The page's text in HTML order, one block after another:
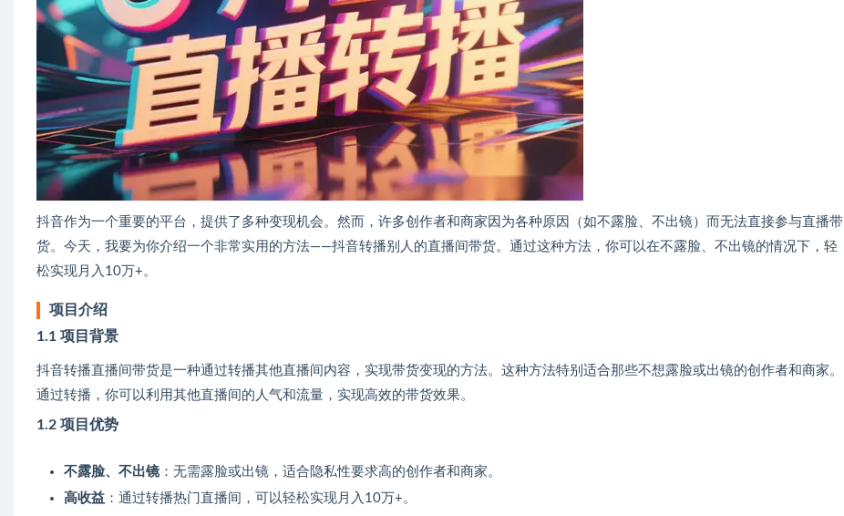
抖音作为一个重要的平台，提供了多种变现机会。然而，许多创作者和商家因为各种原因（如不露脸、不出镜）而无法直接参与直播带
货。今天，我要为你介绍一个非常实用的方法——抖音转播别人的直播间带货。通过这种方法，你可以在不露脸、不出镜的情况下，轻
松实现月入10万+。
项目介绍
1.1 项目背景
抖音转播直播间带货是一种通过转播其他直播间内容，实现带货变现的方法。这种方法特别适合那些不想露脸或出镜的创作者和商家。
通过转播，你可以利用其他直播间的人气和流量，实现高效的带货效果。
1.2 项目优势
不露脸、不出镜 ：无需露脸或出镜，适合隐私性要求高的创作者和商家。
高收益 ：通过转播热门直播间，可以轻松实现月入10万+。